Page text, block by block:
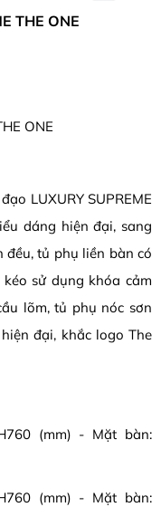
THE ONE
ONE
LUXURY SUPREME
dáng hiện đại, sang
đều, tủ phụ liền bàn có
sử dụng khóa cảm
lõm, tủ phụ nóc sơn
đại, khắc logo The
(mm) - Mặt bàn:
(mm) - Mặt bàn: